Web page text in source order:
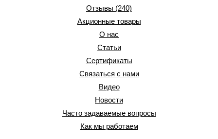
Отзывы (240)
Акционные товары
О нас
Статьи
Сертификаты
Связаться с нами
Видео
Новости
Часто задаваемые вопросы
Как мы работаем